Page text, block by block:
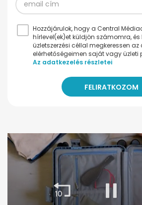
Hozzájárulok, hogy a Central
hírlevel(ek)et küldjön számomra, és
üzletszerzési céllal megkeressen
elérhetőségeimen saját vagy
Az adatkezelés részletei